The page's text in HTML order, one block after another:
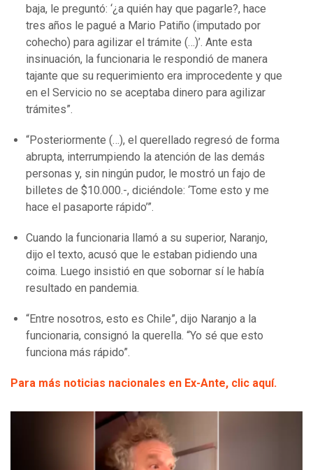
baja, le preguntó: ‘¿a quién hay que pagarle?, hace
tres años le pagué a Mario Patiño (imputado por
cohecho) para agilizar el trámite (…)’. Ante esta
insinuación, la funcionaria le respondió de manera
tajante que su requerimiento era improcedente y que
en el Servicio no se aceptaba dinero para agilizar
trámites”.
“Posteriormente (…), el querellado regresó de forma
abrupta, interrumpiendo la atención de las demás
personas y, sin ningún pudor, le mostró un fajo de
billetes de $10.000.-, diciéndole: ‘Tome esto y me
hace el pasaporte rápido’”.
Cuando la funcionaria llamó a su superior, Naranjo,
dijo el texto, acusó que le estaban pidiendo una
coima. Luego insistió en que sobornar sí le había
resultado en pandemia.
“Entre nosotros, esto es Chile”, dijo Naranjo a la
funcionaria, consignó la querella. “Yo sé que esto
funciona más rápido”.
Para más noticias nacionales en Ex-Ante, clic aquí.